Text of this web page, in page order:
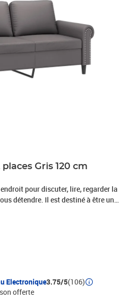
Gris 120 cm
pour discuter, lire, regarder la
détendre. Il est destiné à être un
Similicuir durable : le similicuir
à nettoyer avec un chiffon humide.
un aspect luxueux et la beauté
et stable : le cadre en métal du
et stabilité.Expérience
est très confortable avec les
oreillers de dossier bien
: doté d'un design simple mais
Electronique3.75/5(106)
offerte